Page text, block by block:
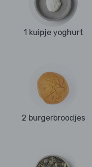
1 kuipje yoghurt
2 burgerbroodjes